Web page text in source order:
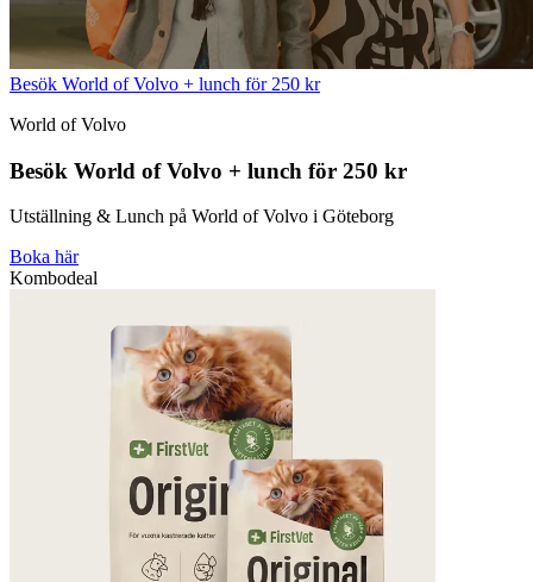
Besök World of Volvo + lunch för 250 kr
World of Volvo
Besök World of Volvo + lunch för 250 kr
Utställning & Lunch på World of Volvo i Göteborg
Boka här
Kombodeal